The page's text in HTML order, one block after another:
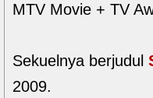
MTV Movie + TV
Sekuelnya berjudul
2009.